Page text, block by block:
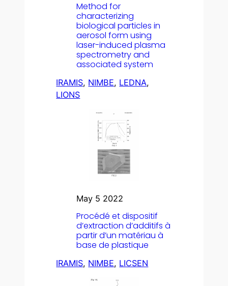
Method for
characterizing
biological particles in
aerosol form using
laser-induced plasma
spectrometry and
associated system
IRAMIS, NIMBE, LEDNA
LIONS
May 5 2022
Procédé et dispositif
d’extraction d’additifs à
partir d’un matériau à
base de plastique
IRAMIS, NIMBE, LICSEN